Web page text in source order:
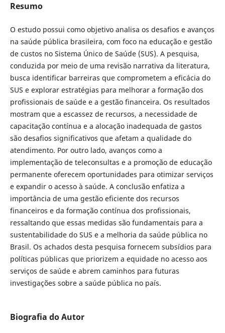
Resumo
O estudo possui como objetivo analisa os desafios e avanços
na saúde pública brasileira, com foco na educação e gestão
de custos no Sistema Único de Saúde (SUS). A pesquisa,
conduzida por meio de uma revisão narrativa da literatura,
busca identificar barreiras que comprometem a eficácia do
SUS e explorar estratégias para melhorar a formação dos
profissionais de saúde e a gestão financeira. Os resultados
mostram que a escassez de recursos, a necessidade de
capacitação contínua e a alocação inadequada de gastos
são desafios significativos que afetam a qualidade do
atendimento. Por outro lado, avanços como a
implementação de teleconsultas e a promoção de educação
permanente oferecem oportunidades para otimizar serviços
e expandir o acesso à saúde. A conclusão enfatiza a
importância de uma gestão eficiente dos recursos
financeiros e da formação contínua dos profissionais,
ressaltando que essas medidas são fundamentais para a
sustentabilidade do SUS e a melhoria da saúde pública no
Brasil. Os achados desta pesquisa fornecem subsídios para
políticas públicas que priorizem a equidade no acesso aos
serviços de saúde e abrem caminhos para futuras
investigações sobre a saúde pública no país.
Biografia do Autor